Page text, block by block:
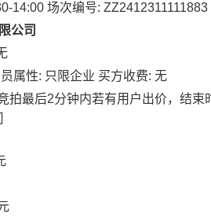
14:00 场次编号: ZZ2412311111883
公司
属性: 只限企业 买方收费: 无
拍最后2分钟内若有用户出价，结